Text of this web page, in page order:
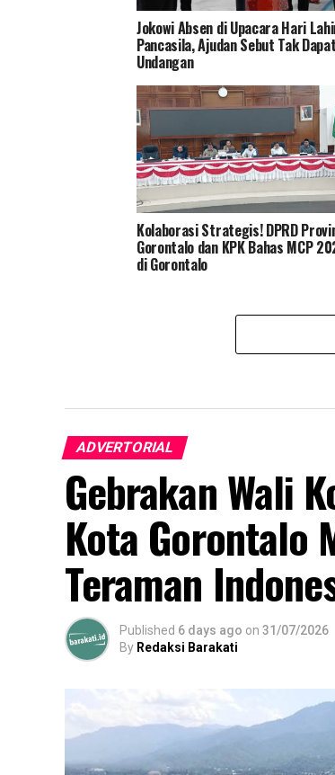
Jokowi Absen di Upacara Hari
Pancasila, Ajudan Sebut Tak Dapat
Undangan
Kolaborasi Strategis! DPRD
Gorontalo dan KPK Bahas MCP
di Gorontalo
ADVERTORIAL
Gebrakan Wali
Kota Gorontalo
Teraman
Published 6 days ago on 31/07/2026
By Redaksi Barakati